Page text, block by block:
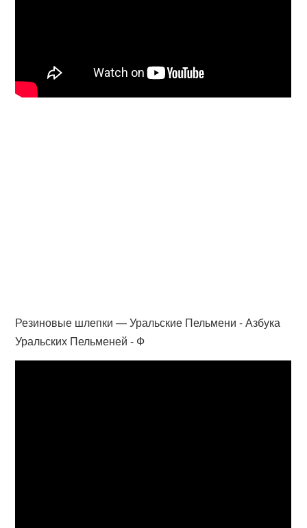
Резиновые шлепки — Уральские Пельмени - Азбука
Уральских Пельменей - Ф